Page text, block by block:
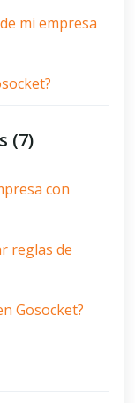
mi empresa
(7)
con
reglas de
Gosocket?